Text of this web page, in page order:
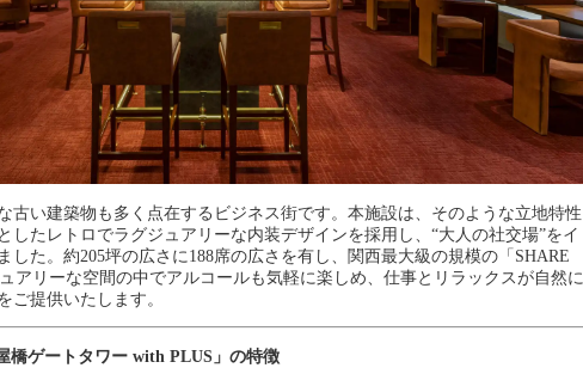
古い建築物も多く点在するビジネス街です。本施設は、そのような立地特性
したレトロでラグジュアリーな内装デザインを採用し、“大人の社交場”をイ
した。約205坪の広さに188席の広さを有し、関西最大級の規模の「SHARE
アリーな空間の中でアルコールも気軽に楽しめ、仕事とリラックスが自然に
ご提供いたします。
橋ゲートタワー with PLUS」の特徴